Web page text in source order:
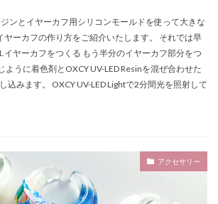
アクアマリン
ストーンチップ サン
ゴールドチタンクリスタル
鯉
検索
ンとイヤーカフ用シリコンモールドを使って大きな
ヤーカフの作り方をご紹介いたします。 それでは早
イヤーカフをつくる もう半分のイヤーカフ部分をつ
ように着色剤とOXCY UV-LED Resinを混ぜ合わせた
込みます。 OXCY UV-LED Lightで2分間光を照射して
アクセサリー